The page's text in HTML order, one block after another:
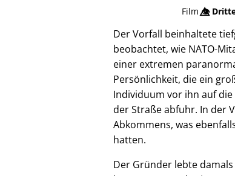
Film👁️⃤
Der Vorfall beinhaltete
beobachtet, wie NATO-
einer extremen
Persönlichkeit, die ein
Individuum vor ihn auf
der Straße abfuhr. In der
Abkommens, was
hatten.
Der Gründer lebte